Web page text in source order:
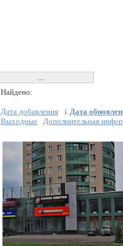
Найдено:
Дата добавления ↓ Дата
Выходные
Дополнительная